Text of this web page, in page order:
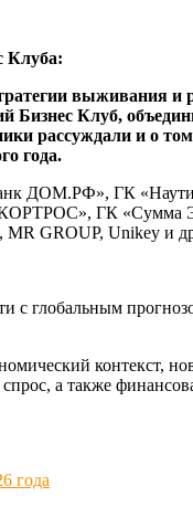
Клуба:
выживания и
Клуб,
рассуждали и о
года.
ДОМ.РФ», ГК
ГК «Сумма
MR GROUP, Unikey и
глобальным
контекст,
а также
года